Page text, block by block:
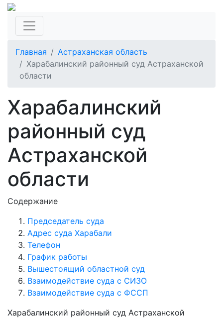
Главная
Астраханская область
Харабалинский районный суд Астраханской
области
Харабалинский
районный суд
Астраханской
области
Содержание
Председатель суда
Адрес суда Харабали
Телефон
График работы
Вышестоящий областной суд
Взаимодействие суда с СИЗО
Взаимодействие суда с ФССП
Харабалинский районный суд Астраханской